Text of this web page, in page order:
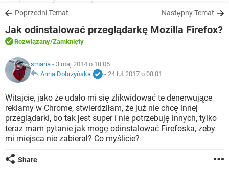
SPOTIFY
INSTAGRAM FACEBOOK
WINDOWS 10
PlayStation
SPOTIFY
INSTAGRAM
WINDOWS 10
DO POBRANIA
ANDROID TIKTOK
GRY
IOS
INSTAGRAM
WINDOWS 10
FORUM
COVID-19
GRY WHATSAPP
INSTAGRAM FACEBOOK
WINDOWS 10
ARTYKUŁY
COVID-19
GRY WHATSAPP
SPOTIFY NETFLIX
INSTAGRAM FACEBOOK
Poprzedni Temat Następny Temat
Jak odinstalować przeglądarkę Mozilla Firefox?
Rozwiązany/Zamknięty
smaria - 3 maj 2014 o 18:05
Anna Dobrzyńska
- 24 lut 2017 o 08:01
Witajcie, jako że udało mi się zlikwidować te denerwujące
reklamy w Chrome, stwierdziłam, że już nie chcę innej
przeglądarki, bo tak jest super i nie potrzebuję innych, tylko
teraz mam pytanie jak mogę odinstalować Firefoska, żeby
mi miejsca nie zabierał? Co myślicie?
Share